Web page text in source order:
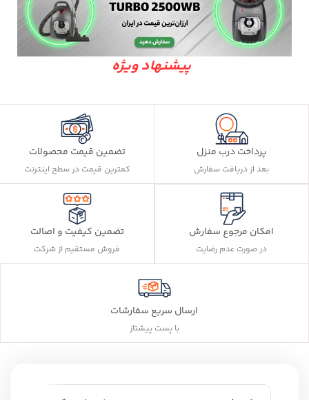
پیشنهاد ویژه
پرداخت درب منزل
بعد از دریافت سفارش
تضمین قیمت محصولات
کمترین قیمت در سطح اینترنت
امکان مرجوع سفارش
در صورت عدم رضایت
تضمین کیفیت و اصالت
فروش مستقیم از شرکت
ارسال سریع سفارشات
با پست پیشتاز